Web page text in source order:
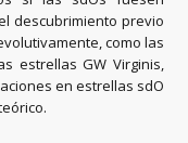
descubrimiento previo
como las
estrellas GW Virginis,
en estrellas sdO